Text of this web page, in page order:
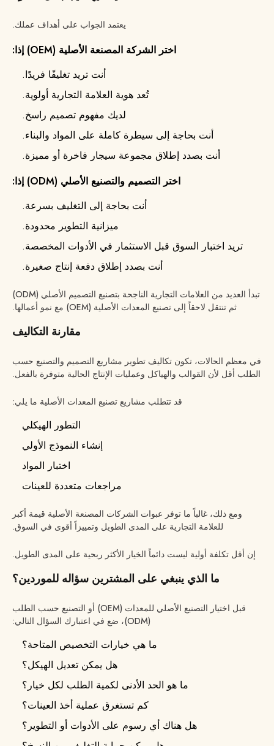
يعتمد الجواب على أهداف عملك.
اختر الشركة المصنعة الأصلية (OEM) إذا:
أنت تريد تغليفًا فريدًا.
تُعد هوية العلامة التجارية أولوية.
لديك مفهوم تصميم راسخ.
أنت بحاجة إلى سيطرة كاملة على المواد والبناء.
أنت بصدد إطلاق مجموعة سيجار فاخرة أو مميزة.
اختر التصميم والتصنيع الأصلي (ODM) إذا:
أنت بحاجة إلى التغليف بسرعة.
ميزانية التطوير محدودة.
تريد اختبار السوق قبل الاستثمار في الأدوات المخصصة.
أنت بصدد إطلاق دفعة إنتاج صغيرة.
تبدأ العديد من العلامات التجارية الناجحة بتصنيع التصميم الأصلي (ODM)
ثم تنتقل لاحقاً إلى تصنيع المعدات الأصلية (OEM) مع نمو أعمالها.
مقارنة التكاليف
في معظم الحالات، تكون تكاليف تطوير مشاريع التصميم والتصنيع حسب
الطلب أقل لأن القوالب والهياكل وعمليات الإنتاج الحالية متوفرة بالفعل.
قد تتطلب مشاريع تصنيع المعدات الأصلية ما يلي:
التطور الهيكلي
إنشاء النموذج الأولي
اختبار المواد
مراجعات متعددة للعينات
ومع ذلك، غالباً ما توفر عبوات الشركات المصنعة الأصلية قيمة أكبر
للعلامة التجارية على المدى الطويل وتمييزاً أقوى في السوق.
إن أقل تكلفة أولية ليست دائماً الخيار الأكثر ربحية على المدى الطويل.
ما الذي ينبغي على المشترين سؤاله للموردين؟
قبل اختيار التصنيع الأصلي للمعدات (OEM) أو التصنيع حسب الطلب
(ODM)، ضع في اعتبارك السؤال التالي:
ما هي خيارات التخصيص المتاحة؟
هل يمكن تعديل الهيكل؟
ما هو الحد الأدنى لكمية الطلب لكل خيار؟
كم تستغرق عملية أخذ العينات؟
هل هناك أي رسوم على الأدوات أو التطوير؟